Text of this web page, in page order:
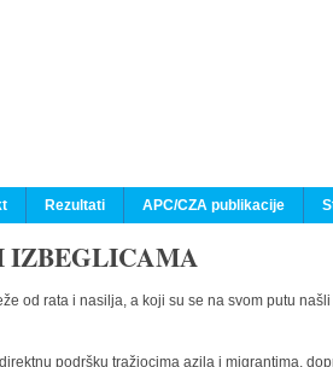
Rezultati APC/CZA publikacije
IZBEGLICAMA
od rata i nasilja, a koji su se na svom putu
podršku tražiocima azila i migrantima,